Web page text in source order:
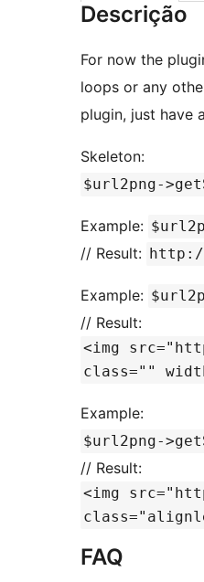
Descrição
For now the
loops or any
plugin, just have
Skeleton:
$url2png-
Example:
// Result:
Example:
// Result:
<img
class=""
Example:
$url2png-
// Result:
<img
FAQ